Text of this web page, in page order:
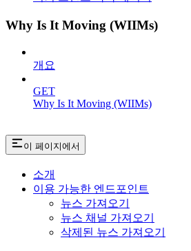
Why Is It Moving (WIIMs)
개요
GET
Why Is It Moving (WIIMs)
이 페이지에서
소개
이용 가능한 엔드포인트
뉴스 가져오기
뉴스 채널 가져오기
삭제된 뉴스 가져오기